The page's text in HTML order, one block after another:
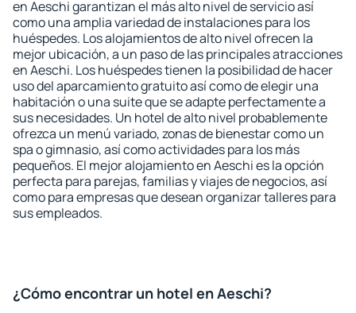
en Aeschi garantizan el más alto nivel de servicio así
como una amplia variedad de instalaciones para los
huéspedes. Los alojamientos de alto nivel ofrecen la
mejor ubicación, a un paso de las principales atracciones
en Aeschi. Los huéspedes tienen la posibilidad de hacer
uso del aparcamiento gratuito así como de elegir una
habitación o una suite que se adapte perfectamente a
sus necesidades. Un hotel de alto nivel probablemente
ofrezca un menú variado, zonas de bienestar como un
spa o gimnasio, así como actividades para los más
pequeños. El mejor alojamiento en Aeschi es la opción
perfecta para parejas, familias y viajes de negocios, así
como para empresas que desean organizar talleres para
sus empleados.
¿Cómo encontrar un hotel en Aeschi?